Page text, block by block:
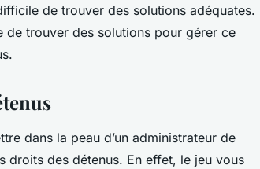
de trouver des solutions adéquates.
de trouver des solutions pour gérer ce
dans la peau d’un administrateur de
droits des détenus. En effet, le jeu vous